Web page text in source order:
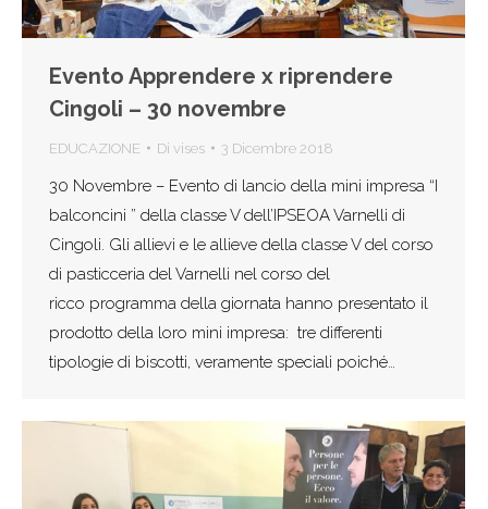
Evento Apprendere x riprendere
Cingoli – 30 novembre
EDUCAZIONE Di vises 3 Dicembre 2018
30 Novembre – Evento di lancio della mini impresa “I
balconcini ” della classe V dell’IPSEOA Varnelli di
Cingoli. Gli allievi e le allieve della classe V del corso
di pasticceria del Varnelli nel corso del
ricco programma della giornata hanno presentato il
prodotto della loro mini impresa: tre differenti
tipologie di biscotti, veramente speciali poiché…